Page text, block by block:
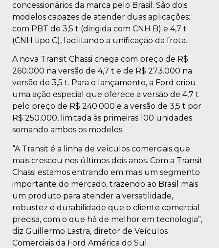
concessionários da marca pelo Brasil. São dois
modelos capazes de atender duas aplicações:
com PBT de 3,5 t (dirigida com CNH B) e 4,7 t
(CNH tipo C), facilitando a unificação da frota.
A nova Transit Chassi chega com preço de R$
260.000 na versão de 4,7 t e de R$ 273.000 na
versão de 3,5 t. Para o lançamento, a Ford criou
uma ação especial que oferece a versão de 4,7 t
pelo preço de R$ 240.000 e a versão de 3,5 t por
R$ 250.000, limitada às primeiras 100 unidades
somando ambos os modelos.
“A Transit é a linha de veículos comerciais que
mais cresceu nos últimos dois anos. Com a Transit
Chassi estamos entrando em mais um segmento
importante do mercado, trazendo ao Brasil mais
um produto para atender a versatilidade,
robustez e durabilidade que o cliente comercial
precisa, com o que há de melhor em tecnologia”,
diz Guillermo Lastra, diretor de Veículos
Comerciais da Ford América do Sul.